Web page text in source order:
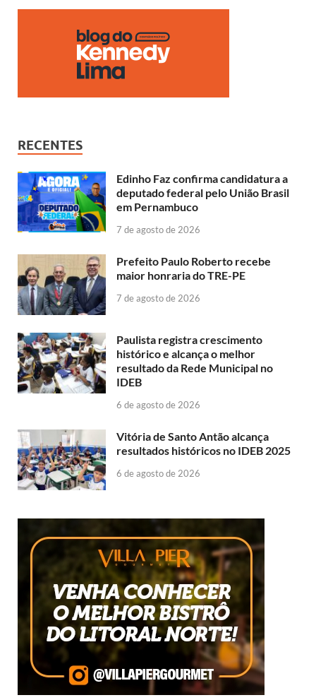
RECENTES
Edinho Faz confirma candidatura a
deputado federal pelo União Brasil
em Pernambuco
7 de agosto de 2026
Prefeito Paulo Roberto recebe
maior honraria do TRE-PE
7 de agosto de 2026
Paulista registra crescimento
histórico e alcança o melhor
resultado da Rede Municipal no
IDEB
6 de agosto de 2026
Vitória de Santo Antão alcança
resultados históricos no IDEB 2025
6 de agosto de 2026